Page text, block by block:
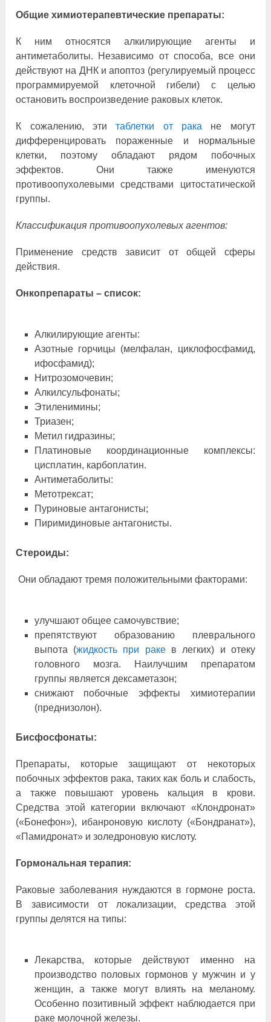
Общие химиотерапевтические препараты:
К ним относятся алкилирующие агенты и
антиметаболиты. Независимо от способа, все они
действуют на ДНК и апоптоз (регулируемый процесс
программируемой клеточной гибели) с целью
остановить воспроизведение раковых клеток.
К сожалению, этитаблетки от рака не могут
дифференцировать пораженные и нормальные
клетки, поэтому обладают рядом побочных
эффектов. Они также именуются
противоопухолевыми средствами цитостатической
группы.
Классификация противоопухолевых агентов:
Применение средств зависит от общей сферы
действия.
Онкопрепараты – список:
Алкилирующие агенты:
Азотные горчицы (мелфалан, циклофосфамид,
ифосфамид);
Нитрозомочевин;
Алкилсульфонаты;
Этиленимины;
Триазен;
Метил гидразины;
Платиновые координационные комплексы:
цисплатин, карбоплатин.
Антиметаболиты:
Метотрексат;
Пуриновые антагонисты;
Пиримидиновые антагонисты.
Стероиды:
Они обладают тремя положительными факторами:
улучшают общее самочувствие;
препятствуют образованию плеврального
выпота (жидкость при ракев легких) и отеку
головного мозга. Наилучшим препаратом
группы является дексаметазон;
снижают побочные эффекты химиотерапии
(преднизолон).
Бисфосфонаты:
Препараты, которые защищают от некоторых
побочных эффектов рака, таких как боль и слабость,
а также повышают уровень кальция в крови.
Средства этой категории включают «Клондронат»
(«Бонефон»), ибанроновую кислоту («Бондранат»),
«Памидронат» и золедроновую кислоту.
Гормональная терапия:
Раковые заболевания нуждаются в гормоне роста.
В зависимости от локализации, средства этой
группы делятся на типы:
Лекарства, которые действуют именно на
производство половых гормонов у мужчин и у
женщин, а также могут влиять на меланому.
Особенно позитивный эффект наблюдается при
раке молочной железы.